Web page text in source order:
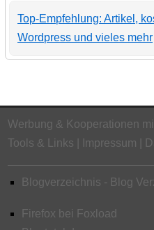
Top-Empfehlung: Artikel,
Wordpress und vieles mehr
Werbung & Kooperationen
Tools & Links
Impressum
Blogverzeichnis - Blog
Firefox bei Foxload